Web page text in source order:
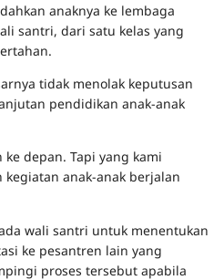
anaknya ke lembaga
santri, dari satu kelas yang
tidak menolak keputusan
pendidikan anak-anak
depan. Tapi yang kami
anak-anak berjalan
wali santri untuk menentukan
ke pesantren lain yang
proses tersebut apabila